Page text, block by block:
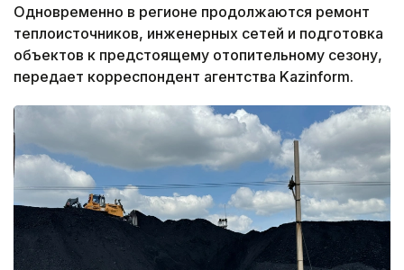
Одновременно в регионе продолжаются ремонт
теплоисточников, инженерных сетей и подготовка
объектов к предстоящему отопительному сезону,
передает корреспондент агентства Kazinform.